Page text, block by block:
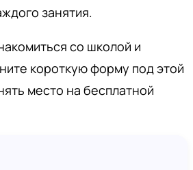
занятия.
со школой и
короткую форму под этой
место на бесплатной